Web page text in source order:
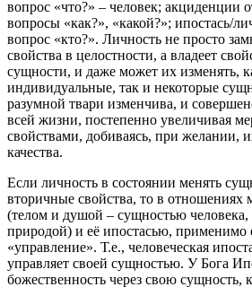
вопрос «что?» – человек; акциденции
вопросы «как?», «какой?»; ипостась/
вопрос «кто?». Личность не просто
свойства в целостности, а владеет
сущности, и даже может их изменять,
индивидуальные, так и некоторые
разумной твари изменчива, и
всей жизни, постепенно увеличивая
свойствами, добиваясь, при желании,
качества.
Если личность в состоянии менять
вторичные свойства, то в
(телом и душой – сущностью
природой) и её ипостасью, применимо
«управление». Т.е., человеческая
управляет своей сущностью. У Бога
божественность через свою сущность,